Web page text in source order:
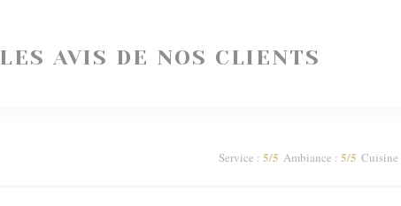
LES AVIS DE NOS CLIENTS
Service : 5/5 Ambiance : 5/5 Cuisine